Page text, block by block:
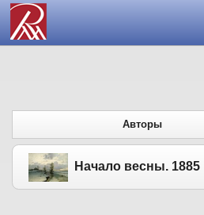
Авторы
Начало весны. 1885